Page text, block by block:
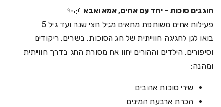
חוגגים סוכות – יחד עם אחים, אמא ואבא 🌿✨
פעילות אחים משותפת מתאים מגיל חצי שנה ועד גיל 5
בואו לגן לחגיגה חווייתית של חג הסוכות, בשירים, ריקודים
וסיפורים. הילדים וההורים יחוו את מסורת החג בדרך חווייתית
ומהנה:
שירי סוכות אהובים
הכרת ארבעת המינים